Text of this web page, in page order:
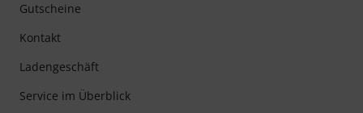
Gutscheine
Kontakt
Ladengeschäft
Service im Überblick